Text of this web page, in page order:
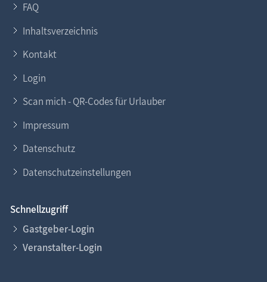
FAQ
Inhaltsverzeichnis
Kontakt
Login
Scan mich - QR-Codes für Urlauber
Impressum
Datenschutz
Datenschutzeinstellungen
Schnellzugriff
Gastgeber-Login
Veranstalter-Login